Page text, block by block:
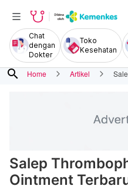
Chat
dengan
Dokter
Toko
Kesehatan
search Home Artikel
Salep
Ointment